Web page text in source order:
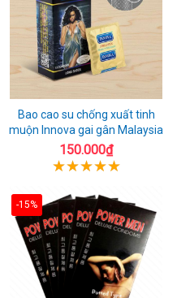
Bao cao su chống xuất tinh
muộn Innova gai gân Malaysia
150.000₫
-15%